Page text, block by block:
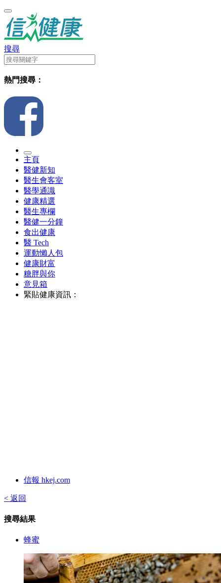
搜尋
熱門搜尋：
主頁
醫健新知
醫生會客室
醫學通識
健康精選
醫生專欄
醫健一分鐘
食出健康
醫 Tech
運動懶人包
健康財富
糖胖與你
意見箱
緊貼健康資訊：
信報 hkej.com
< 返回
搜尋結果
蜂蜜